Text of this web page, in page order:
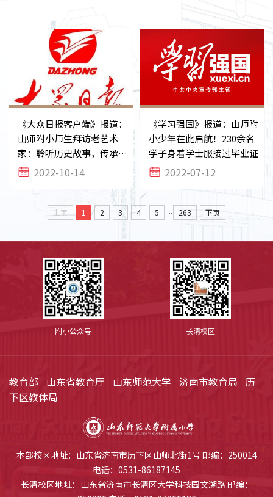
《大众日报客户端》报道：
山师附小师生拜访老艺术
家：聆听历史故事，传承红
色基因2022-10-14
《学习强国》报道：山师附
小少年在此启航！230余名
学子身着学士服接过毕业证
2022-07-12
上页 1 2 3 4 5 ... 263 下页
附小公众号 长清校区
教育部 山东省教育厅 山东师范大学 济南市教育局 历
下区教体局
本部校区地址：山东省济南市历下区山师北街1号 邮编：250014
电话：0531-86187145
长清校区地址：山东省济南市长清区大学科技园文溯路 邮编：